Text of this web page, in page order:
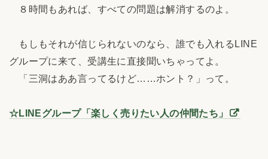
８時間もあれば、すべての問題は解消するのよ。
もしもそれが信じられないのなら、誰でも入れるLINE
グループに来て、受講生に直接聞いちゃってよ。
「三洞はああ言ってるけど……ホント？」って。
☆LINEグループ「楽しく売りたい人の仲間たち」